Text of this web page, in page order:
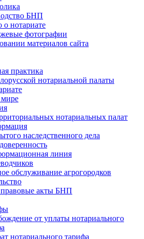
БНП
о нотариате
фотографии
материалов сайта
практика
нотариальной палаты
нотариальных палат
наследственного дела
линия
обслуживание агрогородков
акты БНП
от уплаты нотариального
нотариального тарифа